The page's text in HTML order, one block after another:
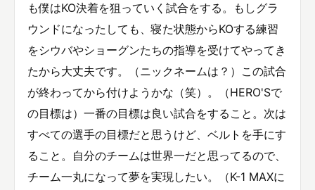
も僕はKO決着を狙っていく試合をする。もしグラ
ウンドになったしても、寝た状態からKOする練習
をシウバやショーグンたちの指導を受けてやってき
たから大丈夫です。（ニックネームは？）この試合
が終わってから付けようかな（笑）。（HERO'Sで
の目標は）一番の目標は良い試合をすること。次は
すべての選手の目標だと思うけど、ベルトを手にす
ること。自分のチームは世界一だと思ってるので、
チーム一丸になって夢を実現したい。（K-1 MAXに